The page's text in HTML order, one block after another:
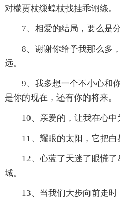
对檬贾杖缫蝗杖找挂乖诩绦。
7、相爱的结局，要么是
8、谢谢你给予我那么多
远。
9、我多想一个不小心和
是你的现在，还有你的将来。
10、亲爱的，让我在心中
11、耀眼的太阳，它把白
12、心蓝了天迷了眼慌
城。
13、当我们大步向前走